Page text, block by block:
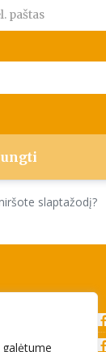
slaptažodį?